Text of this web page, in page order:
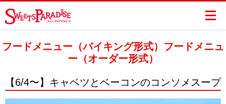
フードメニュー（バイキング形式）フードメニュ
ー（オーダー形式）
【6/4〜】キャベツとベーコンのコンソメスープ